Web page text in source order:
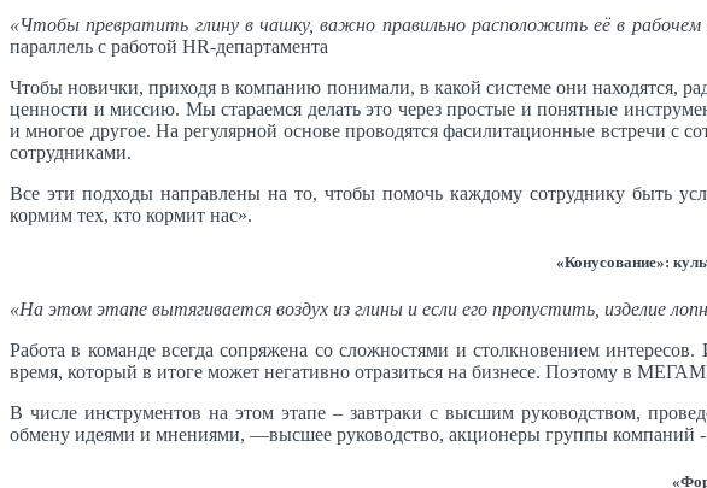
«Чтобы превратить глину в чашку, важно правильно расположить её в рабочем
параллель с работой HR-департамента
Чтобы новички, приходя в компанию понимали, в какой системе они находятся,
ценности и миссию. Мы стараемся делать это через простые и понятные
и многое другое. На регулярной основе проводятся фасилитационные встречи с
сотрудниками.
Все эти подходы направлены на то, чтобы помочь каждому сотруднику быть
кормим тех, кто кормит нас».
«Конусование»:
«На этом этапе вытягивается воздух из глины и если его пропустить, изделие
Работа в команде всегда сопряжена со сложностями и столкновением
время, который в итоге может негативно отразиться на бизнесе. Поэтому в
В числе инструментов на этом этапе – завтраки с высшим руководством,
обмену идеями и мнениями, —высшее руководство, акционеры группы компаний